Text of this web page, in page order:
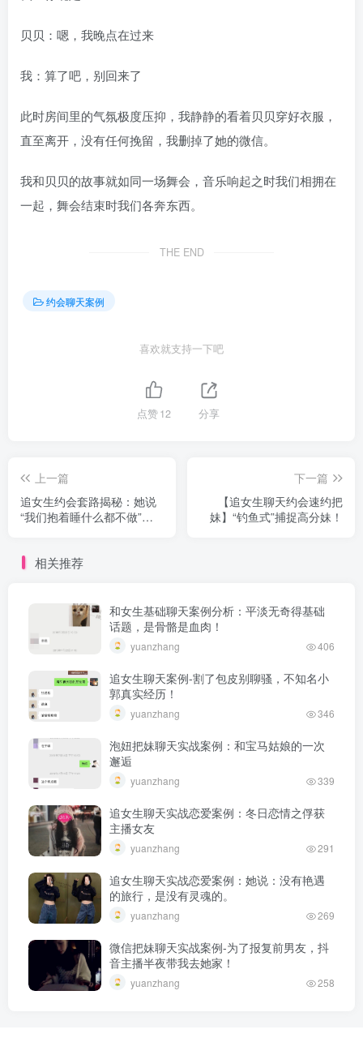
贝贝：嗯，我晚点在过来
我：算了吧，别回来了
此时房间里的气氛极度压抑，我静静的看着贝贝穿好衣服，
直至离开，没有任何挽留，我删掉了她的微信。
我和贝贝的故事就如同一场舞会，音乐响起之时我们相拥在
一起，舞会结束时我们各奔东西。
THE END
约会聊天案例
喜欢就支持一下吧
点赞12 分享
上一篇
追女生约会套路揭秘：她说
“我们抱着睡什么都不做”，
下一篇
【追女生聊天约会速约把
妹】“钓鱼式”捕捉高分妹！
相关推荐
和女生基础聊天案例分析：平淡无奇得基础
话题，是骨骼是血肉！
yuanzhang 406
追女生聊天案例-割了包皮别聊骚，不知名小
郭真实经历！
yuanzhang 346
泡妞把妹聊天实战案例：和宝马姑娘的一次
邂逅
yuanzhang 339
追女生聊天实战恋爱案例：冬日恋情之俘获
主播女友
yuanzhang 291
追女生聊天实战恋爱案例：她说：没有艳遇
的旅行，是没有灵魂的。
yuanzhang 269
微信把妹聊天实战案例-为了报复前男友，抖
音主播半夜带我去她家！
yuanzhang 258